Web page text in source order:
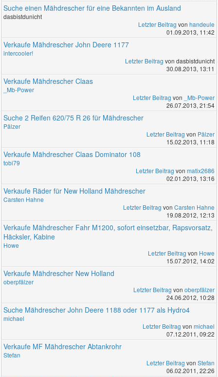
Suche einen Mähdrescher für eine Bekannten im Ausland
dasbistdunicht
Letzter Beitrag von handeule
01.09.2013, 11:42
Verkaufe Mähdrescher John Deere 1177
intercooler!
Letzter Beitrag von dasbistdunicht
30.08.2013, 13:11
Verkaufe Mähdrescher Claas
_Mb-Power
Letzter Beitrag von
_Mb-Power
26.07.2013, 21:54
Suche 2 Reifen 620/75 R 26 für Mähdrescher
Pälzer
Letzter Beitrag von Pälzer
15.02.2013, 11:18
Verkaufe Mähdrescher Claas Dominator 108
tobi79
Letzter Beitrag von matix2686
02.01.2013, 13:16
Verkaufe Räder für New Holland Mähdrescher
Carsten Hahne
Letzter Beitrag von Carsten Hahne
19.08.2012, 12:13
Verkaufe Mähdrescher Fahr M1200, sofort einsetzbar, Rapsvorsatz,
Häcksler, Kabine
Howe
Letzter Beitrag von Howe
15.07.2012, 14:02
Verkaufe Mähdrescher New Holland
oberpfälzer
Letzter Beitrag von oberpfälzer
24.06.2012, 10:28
Suche Mähdrescher John Deere 1188 oder 1177 als Hydro4
michael
Letzter Beitrag von michael
07.12.2011, 09:22
Verkaufe MF Mähdrescher Abtankrohr
Stefan
Letzter Beitrag von Stefan
06.02.2011, 22:26